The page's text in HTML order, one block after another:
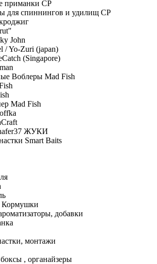
приманки СР
для спиннингов и удилищ СР
John
/ Yo-Zuri (japan)
(Singapore)
Воблеры Mad Fish
Mad Fish
ЖУКИ
Smart Baits
Кормушки
добавки
монтажи
, органайзеры